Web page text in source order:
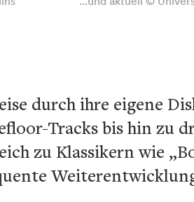
durch ihre eigene
Tracks bis hin zu
zu Klassikern wie